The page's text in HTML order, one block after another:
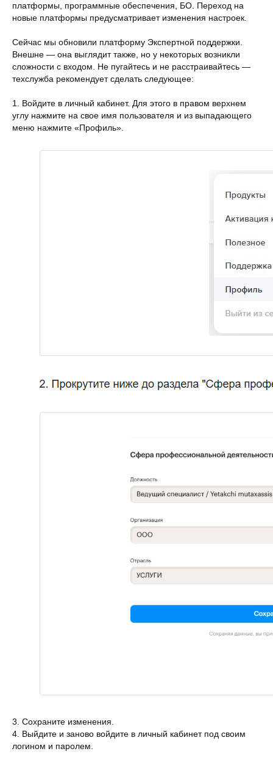
платформы, программные обеспечения, БО. Переход на
новые платформы предусматривает изменения настроек.
Сейчас мы обновили платформу Экспертной поддержки.
Внешне — она выглядит также, но у некоторых возникли
сложности с входом. Не пугайтесь и не расстраивайтесь —
техслужба рекомендует сделать следующее:
1. Войдите в личный кабинет. Для этого в правом верхнем
углу нажмите на свое имя пользователя и из выпадающего
меню нажмите «Профиль».
3. Сохраните изменения.
4. Выйдите и заново войдите в личный кабинет под своим
логином и паролем.